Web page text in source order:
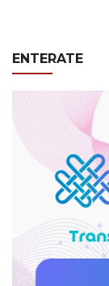
ENTERATE